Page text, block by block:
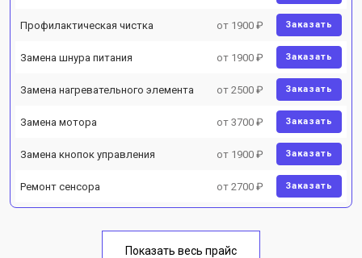
Профилактическая чистка от 1900 ₽ Заказать
Замена шнура питания от 1900 ₽ Заказать
Замена нагревательного элемента от 2500 ₽ Заказать
Замена мотора от 3700 ₽ Заказать
Замена кнопок управления от 1900 ₽ Заказать
Ремонт сенсора от 2700 ₽ Заказать
Показать весь прайс